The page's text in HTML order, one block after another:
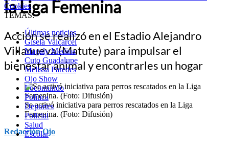
Cookies
TEMAS:
Últimas noticias
Gisela Valcarcel
Magaly Medina
Cuto Guadalupe
Melissa Paredes
Ojo Show
Locomundo
Política
Deportes
Policial
Salud
Escolar
la Liga Femenina
Acción se realizó en el Estadio Alejandro
Villanueva (Matute) para impulsar el
bienestar animal y encontrarles un hogar
Se activó iniciativa para perros rescatados en la Liga
Femenina. (Foto: Difusión)
Redacción Ojo